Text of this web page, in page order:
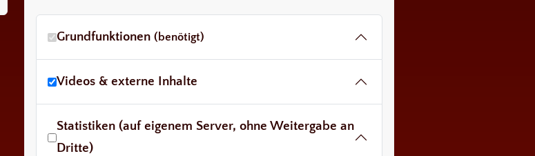
Grundfunktionen (benötigt)
Videos & externe Inhalte
Statistiken (auf eigenem Server, ohne Weitergabe an
Dritte)